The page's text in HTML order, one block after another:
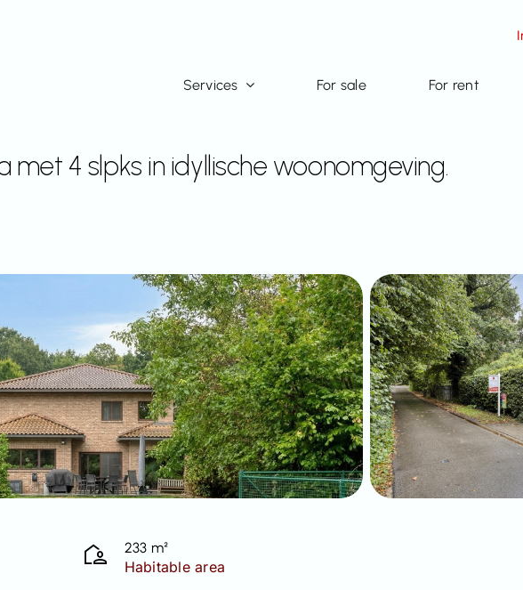
Services For sale For rent
met 4 slpks in idyllische woonomgeving.
233 m²
Habitable area